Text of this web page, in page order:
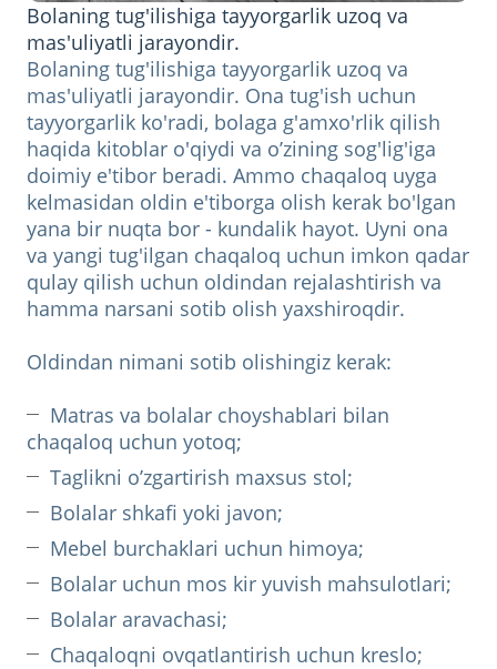
Bolaning tug'ilishiga tayyorgarlik uzoq va
mas'uliyatli jarayondir.
Bolaning tug'ilishiga tayyorgarlik uzoq va
mas'uliyatli jarayondir. Ona tug'ish uchun
tayyorgarlik ko'radi, bolaga g'amxo'rlik qilish
haqida kitoblar o'qiydi va o’zining sog'lig'iga
doimiy e'tibor beradi. Ammo chaqaloq uyga
kelmasidan oldin e'tiborga olish kerak bo'lgan
yana bir nuqta bor - kundalik hayot. Uyni ona
va yangi tug'ilgan chaqaloq uchun imkon qadar
qulay qilish uchun oldindan rejalashtirish va
hamma narsani sotib olish yaxshiroqdir.
Oldindan nimani sotib olishingiz kerak:
Matras va bolalar choyshablari bilan
chaqaloq uchun yotoq;
Taglikni o’zgartirish maxsus stol;
Bolalar shkafi yoki javon;
Mebel burchaklari uchun himoya;
Bolalar uchun mos kir yuvish mahsulotlari;
Bolalar aravachasi;
Chaqaloqni ovqatlantirish uchun kreslo;